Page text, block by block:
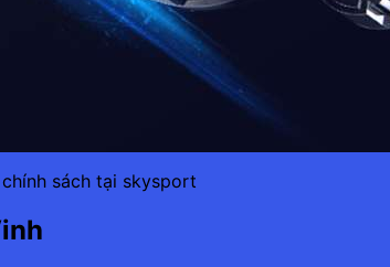
sách tại skysport